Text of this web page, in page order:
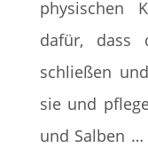
physischen
dafür, dass
schließen
sie und
und Salben